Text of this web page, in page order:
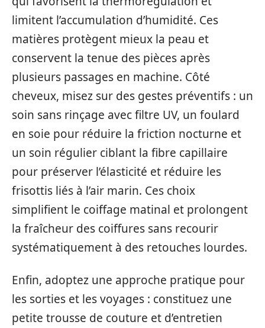
limitent l’accumulation d’humidité. Ces
matières protègent mieux la peau et
conservent la tenue des pièces après
plusieurs passages en machine. Côté
cheveux, misez sur des gestes préventifs : un
soin sans rinçage avec filtre UV, un foulard
en soie pour réduire la friction nocturne et
un soin régulier ciblant la fibre capillaire
pour préserver l’élasticité et réduire les
frisottis liés à l’air marin. Ces choix
simplifient le coiffage matinal et prolongent
la fraîcheur des coiffures sans recourir
systématiquement à des retouches lourdes.
Enfin, adoptez une approche pratique pour
les sorties et les voyages : constituez une
petite trousse de couture et d’entretien